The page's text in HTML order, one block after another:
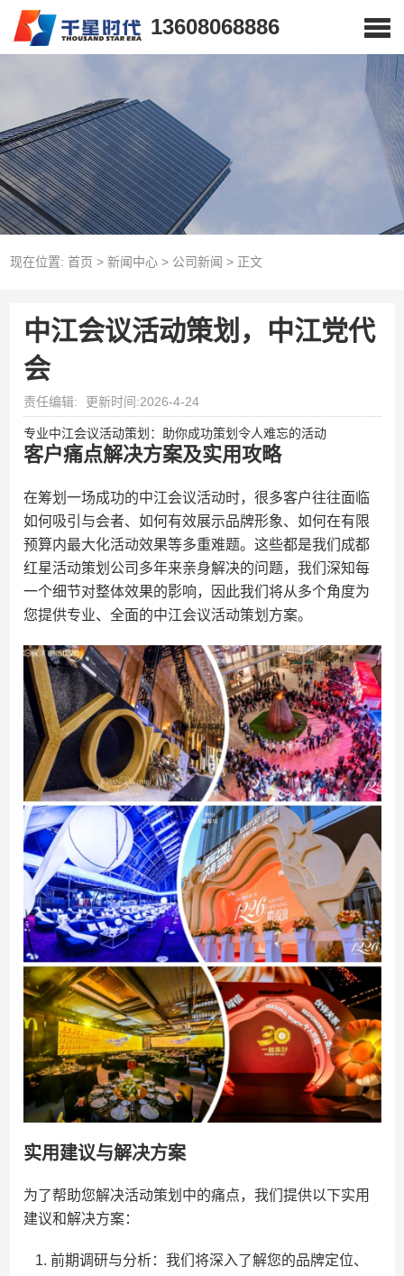
13608068886
现在位置: 首页 > 新闻中心> 公司新闻 > 正文
中江会议活动策划，中江党代
会
责任编辑: 更新时间:2026-4-24
专业中江会议活动策划：助你成功策划令人难忘的活动
客户痛点解决方案及实用攻略
在筹划一场成功的中江会议活动时，很多客户往往面临
如何吸引与会者、如何有效展示品牌形象、如何在有限
预算内最大化活动效果等多重难题。这些都是我们成都
红星活动策划公司多年来亲身解决的问题，我们深知每
一个细节对整体效果的影响，因此我们将从多个角度为
您提供专业、全面的中江会议活动策划方案。
实用建议与解决方案
为了帮助您解决活动策划中的痛点，我们提供以下实用
建议和解决方案：
前期调研与分析：我们将深入了解您的品牌定位、